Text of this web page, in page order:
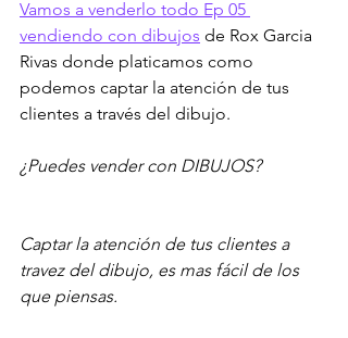
Vamos a venderlo todo Ep 05
vendiendo con dibujos de Rox Garcia
Rivas donde platicamos como
podemos captar la atención de tus
clientes a través del dibujo.
¿Puedes vender con DIBUJOS?
Captar la atención de tus clientes a
travez del dibujo, es mas fácil de los
que piensas.